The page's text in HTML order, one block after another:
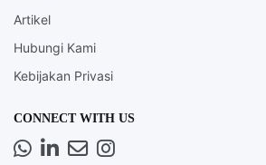
Artikel
Hubungi Kami
Kebijakan Privasi
CONNECT WITH US
Whatsapp
LinkedIn
NewsInstagram